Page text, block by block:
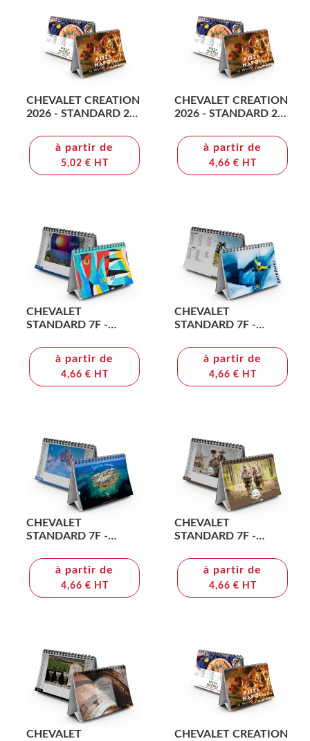
CHEVALET CREATION
2026 - STANDARD 210
FEUILLETS -
IMPRESSION RECTO
SEUL - PAPIER 170g -
à partir de
5,02 € HT
CHEVALET CREATION
2026 - STANDARD 210
FEUILLETS -
IMPRESSION RECTO
VERSO - PAPIER 170g -
à partir de
4,66 € HT
CHEVALET
STANDARD 7F -
QUADRI
à partir de
4,66 € HT
CHEVALET
STANDARD 7F -
QUADRI
à partir de
4,66 € HT
CHEVALET
STANDARD 7F -
QUADRI
à partir de
4,66 € HT
CHEVALET
STANDARD 7F -
QUADRI
à partir de
4,66 € HT
CHEVALET
CHEVALET CREATION